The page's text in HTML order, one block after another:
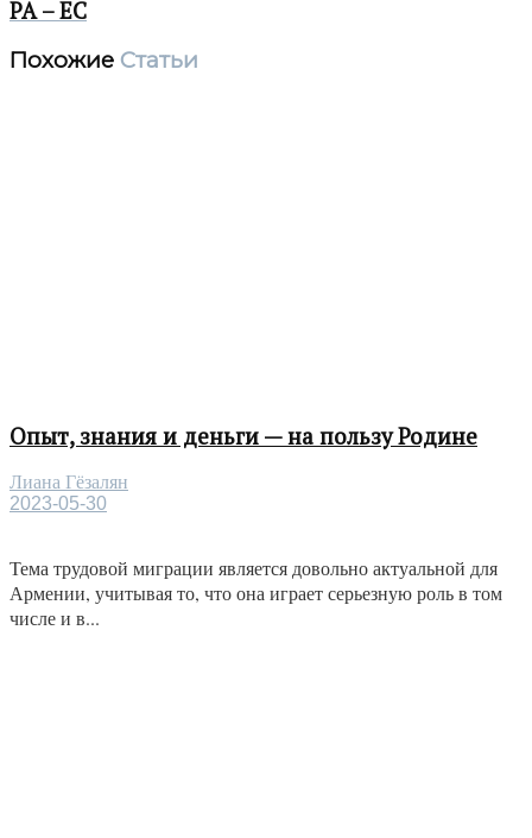
РА – ЕС
Похожие Статьи
Опыт, знания и деньги — на пользу Родине
Лиана Гёзалян
2023-05-30
Тема трудовой миграции является довольно актуальной для
Армении, учитывая то, что она играет серьезную роль в том
числе и в...